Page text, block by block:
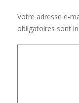
Votre adresse e-
obligatoires sont